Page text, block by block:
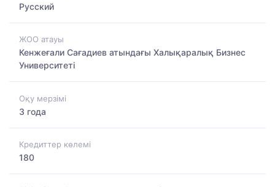
Русский
ЖОО атауы
Кенжеғали Сағадиев атындағы Халықаралық Бизнес
Университеті
Оқу мерзімі
3 года
Кредиттер көлемі
180